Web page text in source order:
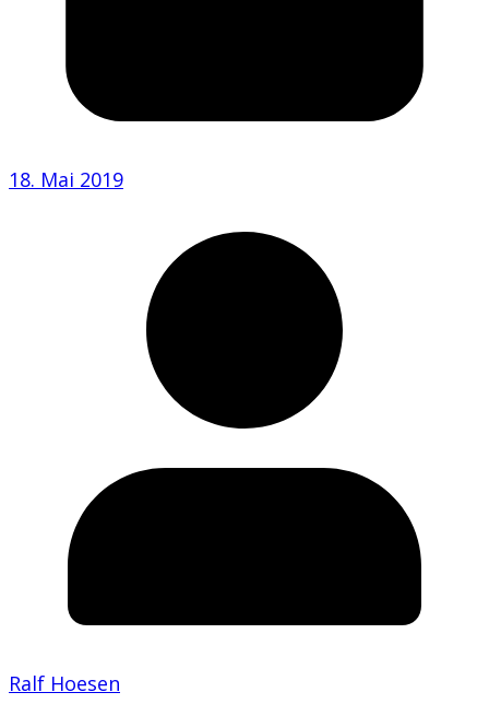
18. Mai 2019
Ralf Hoesen